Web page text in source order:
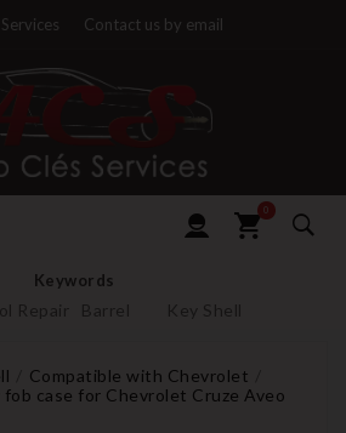
Contact us by email
0
Keywords
Repair Barrel Key Shell
Compatible with Chevrolet
case for Chevrolet Cruze Aveo